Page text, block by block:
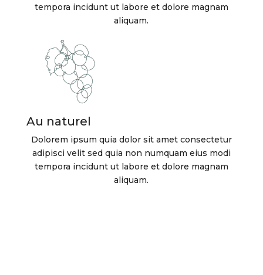
tempora incidunt ut labore et dolore magnam
aliquam.
Au naturel
Dolorem ipsum quia dolor sit amet consectetur
adipisci velit sed quia non numquam eius modi
tempora incidunt ut labore et dolore magnam
aliquam.